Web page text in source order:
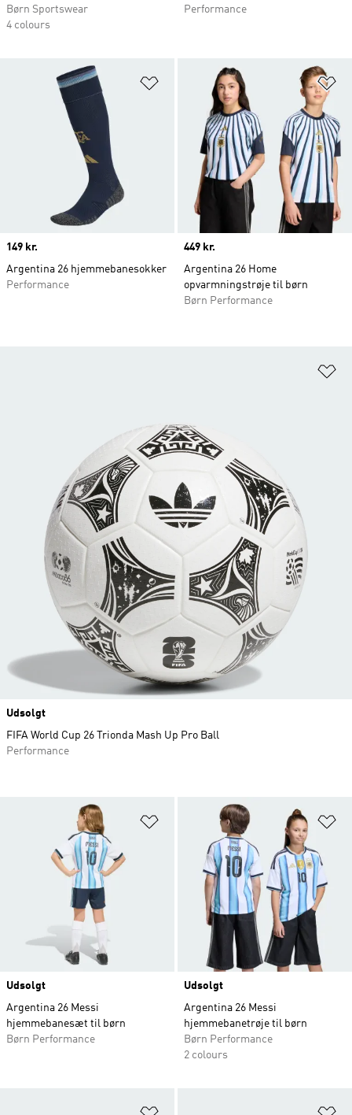
Børn Sportswear
4 colours
Performance
Føj til ønskeliste
Price
149 kr.
Argentina 26 hjemmebanesokker
Performance
Price
449 kr.
Argentina 26 Home
opvarmningstrøje til børn
Børn Performance
Føj til ønskeliste
Udsolgt
Argentina 26 Messi
hjemmebanesæt til børn
Børn Performance
Udsolgt
Argentina 26 Messi
hjemmebanetrøje til børn
Børn Performance
2 colours
Udsolgt
FIFA World Cup 26 Trionda Mash Up Pro Ball
Performance